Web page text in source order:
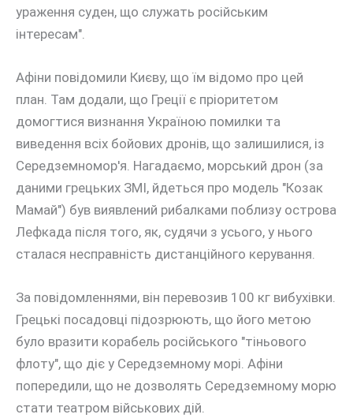
ураження суден, що служать російським
інтересам".
Афіни повідомили Києву, що їм відомо про цей
план. Там додали, що Греції є пріоритетом
домогтися визнання Україною помилки та
виведення всіх бойових дронів, що залишилися, із
Середземномор'я. Нагадаємо, морський дрон (за
даними грецьких ЗМІ, йдеться про модель "Козак
Мамай") був виявлений рибалками поблизу острова
Лефкада після того, як, судячи з усього, у нього
сталася несправність дистанційного керування.
За повідомленнями, він перевозив 100 кг вибухівки.
Грецькі посадовці підозрюють, що його метою
було вразити корабель російського "тіньового
флоту", що діє у Середземному морі. Афіни
попередили, що не дозволять Середземному морю
стати театром військових дій.